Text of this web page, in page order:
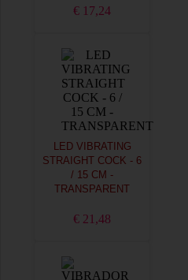
€ 17,24
LED VIBRATING
STRAIGHT COCK - 6
/ 15 CM -
TRANSPARENT
€ 21,48